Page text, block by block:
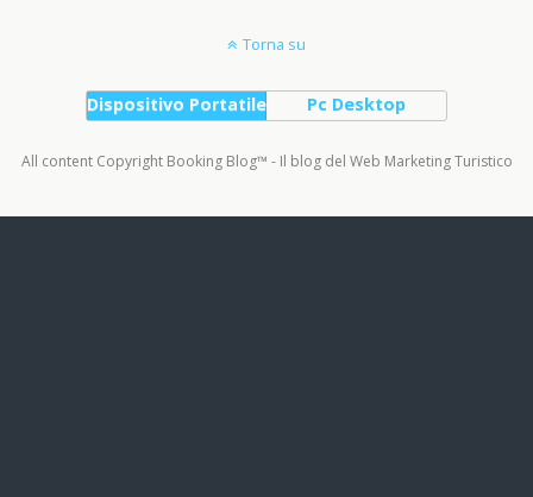
Torna su
Dispositivo Portatile Pc Desktop
All content Copyright Booking Blog™ - Il blog del Web Marketing Turistico